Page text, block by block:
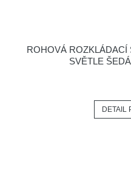
ROHOVÁ ROZKLÁDACÍ
SVĚTLE
DETAIL